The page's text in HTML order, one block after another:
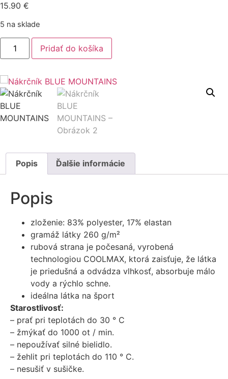
15.90 €
5 na sklade
množstvo
Nákrčník
BLUE
Pridať do košíka
Popis Ďalšie informácie
Popis
zloženie: 83% polyester, 17% elastan
gramáž látky 260 g/m²
rubová strana je počesaná, vyrobená
technologiou COOLMAX, ktorá zaisťuje, že látka
je priedušná a odvádza vlhkosť, absorbuje málo
vody a rýchlo schne.
ideálna látka na šport
Starostlivosť:
– prať pri teplotách do 30 ° C
– žmýkať do 1000 ot / min.
– nepoužívať silné bielidlo.
– žehlit pri teplotách do 110 ° C.
– nesušiť v sušičke.